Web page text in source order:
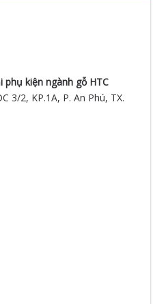
kiện ngành gỗ HTC
3/2, KP.1A, P. An Phú, TX.